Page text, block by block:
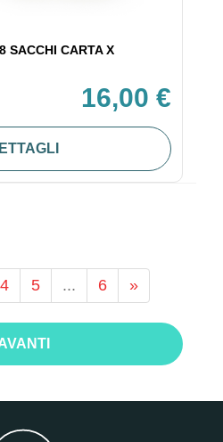
SACCHI CARTA X
16,00 €
4 5 ... 6 »